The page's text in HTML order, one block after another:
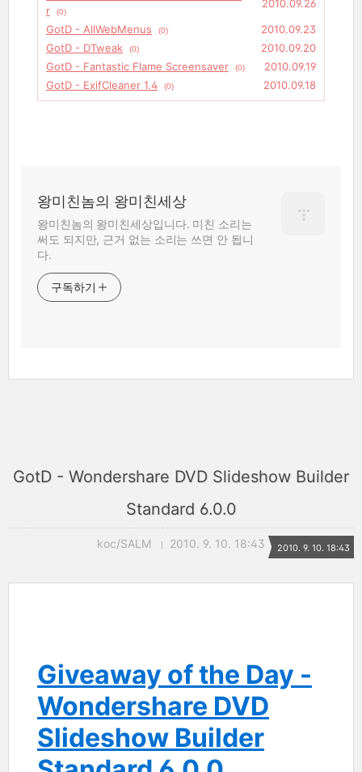
r
(0)
2010.09.26
GotD - AllWebMenus
(0)
2010.09.23
GotD - DTweak
(0)
2010.09.20
GotD - Fantastic Flame Screensaver
(0)
2010.09.19
GotD - ExifCleaner 1.4
(0) 2010.09.18
왕미친놈의 왕미친세상
왕미친놈의 왕미친세상입니다. 미친 소리는
써도 되지만, 근거 없는 소리는 쓰면 안 됩니
다.
구독하기
GotD - Wondershare DVD Slideshow Builder
Standard 6.0.0
koc/SALM 2010. 9. 10. 18:43 2010. 9. 10. 18:43
Giveaway of the Day -
Wondershare DVD
Slideshow Builder